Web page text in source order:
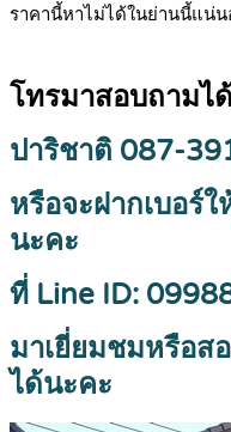
ราคานี้หาไม่ได้ในย่านนี้แน่
โทรมาสอบถามไ
ปาริชาติ 087-
หรือจะฝากเบอร์
นะคะ
ที่ Line ID:
มาเยี่ยมชมหรือส
ได้นะคะ